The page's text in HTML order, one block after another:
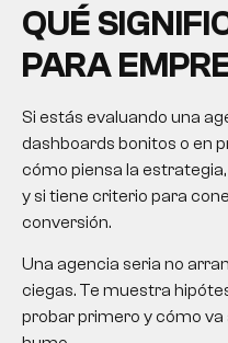
QUÉ
PARA
Si estás evaluando una
dashboards bonitos o en
cómo piensa la
y si tiene criterio para
conversión.
Una agencia seria no
ciegas. Te muestra
probar primero y cómo